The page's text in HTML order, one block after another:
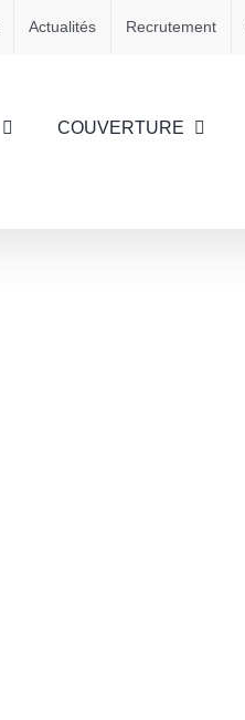
Actualités Recrutement
COUVERTURE